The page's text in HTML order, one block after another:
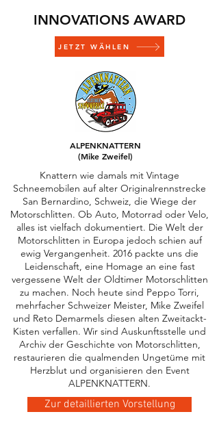
INNOVATIONS AWARD
JETZT WÄHLEN
ALPENKNATTERN
(Mike Zweifel)
Knattern wie damals mit Vintage
Schneemobilen auf alter Originalrennstrecke
San Bernardino, Schweiz, die Wiege der
Motorschlitten. Ob Auto, Motorrad oder Velo,
alles ist vielfach dokumentiert. Die Welt der
Motorschlitten in Europa jedoch schien auf
ewig Vergangenheit. 2016 packte uns die
Leidenschaft, eine Homage an eine fast
vergessene Welt der Oldtimer Motorschlitten
zu machen. Noch heute sind Peppo Torri,
mehrfacher Schweizer Meister, Mike Zweifel
und Reto Demarmels diesen alten Zweitackt-
Kisten verfallen. Wir sind Auskunftsstelle und
Archiv der Geschichte von Motorschlitten,
restaurieren die qualmenden Ungetüme mit
Herzblut und organisieren den Event
ALPENKNATTERN.
Zur detaillierten Vorstellung